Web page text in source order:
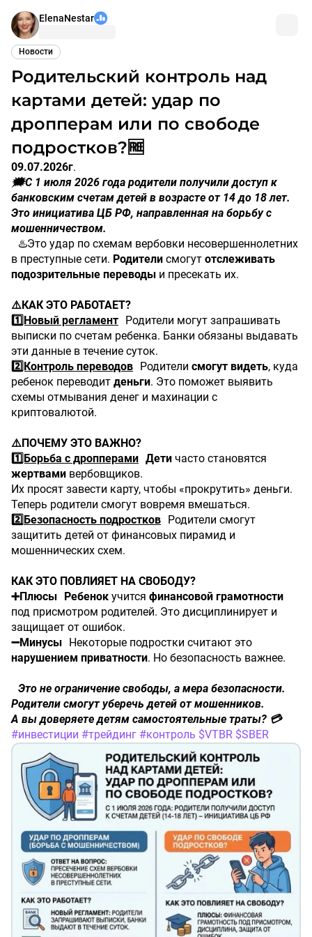
ElenaNestar
Новости
Родительский контроль над
картами детей: удар по
дропперам или по свободе
подростков?🆓
09.07.2026г.
🗯️С 1 июля 2026 года родители получили доступ к
банковским счетам детей в возрасте от 14 до 18 лет.
Это инициатива ЦБ РФ, направленная на борьбу с
мошенничеством.
♨️Это удар по схемам вербовки несовершеннолетних
в преступные сети. Родители смогут отслеживать
подозрительные переводы и пресекать их.
⚠️КАК ЭТО РАБОТАЕТ?
1️⃣Новый регламент Родители могут запрашивать
выписки по счетам ребенка. Банки обязаны выдавать
эти данные в течение суток.
2️⃣Контроль переводов Родители смогут видеть, куда
ребенок переводит деньги. Это поможет выявить
схемы отмывания денег и махинации с
криптовалютой.
⚠️ПОЧЕМУ ЭТО ВАЖНО?
1️⃣Борьба с дропперами Дети часто становятся
жертвами вербовщиков.
Их просят завести карту, чтобы «прокрутить» деньги.
Теперь родители смогут вовремя вмешаться.
2️⃣Безопасность подростков Родители смогут
защитить детей от финансовых пирамид и
мошеннических схем.
КАК ЭТО ПОВЛИЯЕТ НА СВОБОДУ?
➕Плюсы Ребенок учится финансовой грамотности
под присмотром родителей. Это дисциплинирует и
защищает от ошибок.
➖Минусы Некоторые подростки считают это
нарушением приватности. Но безопасность важнее.
Это не ограничение свободы, а мера безопасности.
Родители смогут уберечь детей от мошенников.
А вы доверяете детям самостоятельные траты? 💳
#инвестиции #трейдинг #контроль $VTBR $SBER